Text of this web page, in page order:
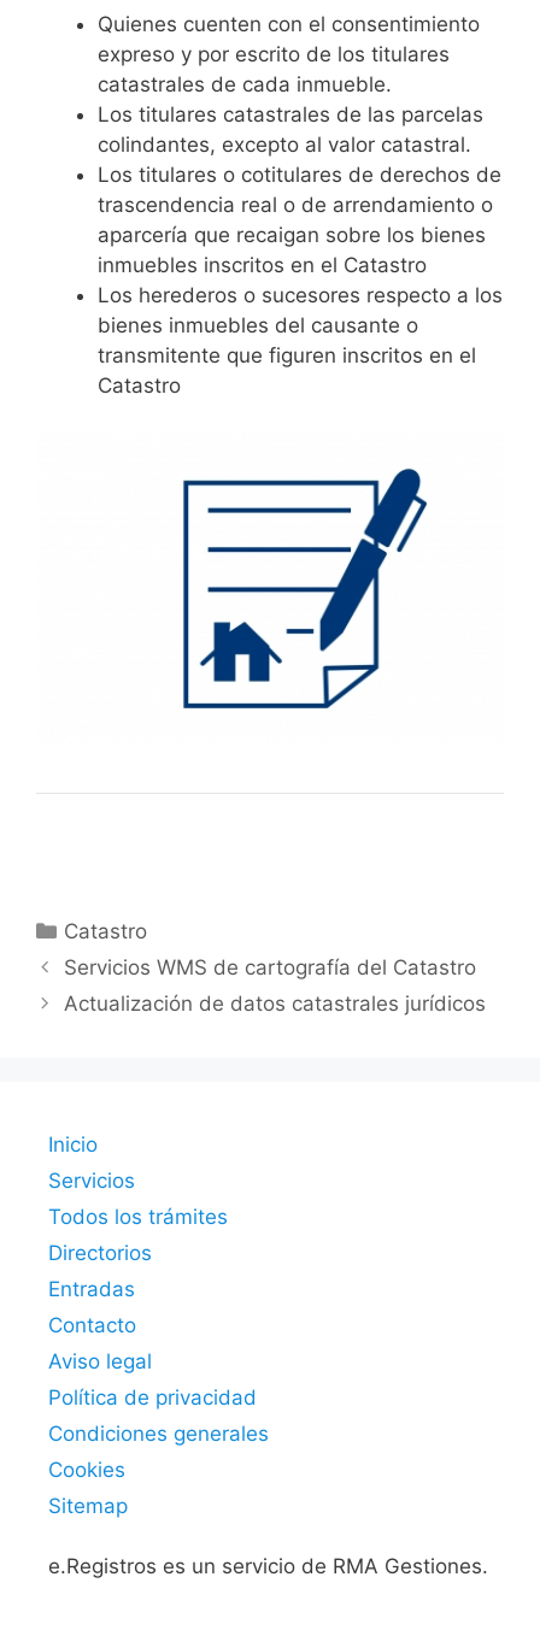
Quienes cuenten con el consentimiento
expreso y por escrito de los titulares
catastrales de cada inmueble.
Los titulares catastrales de las parcelas
colindantes, excepto al valor catastral.
Los titulares o cotitulares de derechos de
trascendencia real o de arrendamiento o
aparcería que recaigan sobre los bienes
inmuebles inscritos en el Catastro
Los herederos o sucesores respecto a los
bienes inmuebles del causante o
transmitente que figuren inscritos en el
Catastro
Categorías
Catastro
Servicios WMS de cartografía del Catastro
Actualización de datos catastrales jurídicos
Inicio
Servicios
Todos los trámites
Directorios
Entradas
Contacto
Aviso legal
Política de privacidad
Condiciones generales
Cookies
Sitemap
e.Registros es un servicio de RMA Gestiones.